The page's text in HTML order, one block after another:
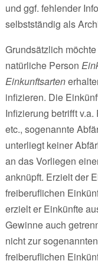
und ggf. fehlender
selbstständig als
Grundsätzlich
natürliche Person
Einkunftsarten
infizieren. Die
Infizierung betrifft
etc., sogenannte
unterliegt keiner
an das Vor­liegen
anknüpft. Erzielt der
freiberuflichen
erzielt er Einkünfte
Gewinne auch
nicht zur
freiberuflichen